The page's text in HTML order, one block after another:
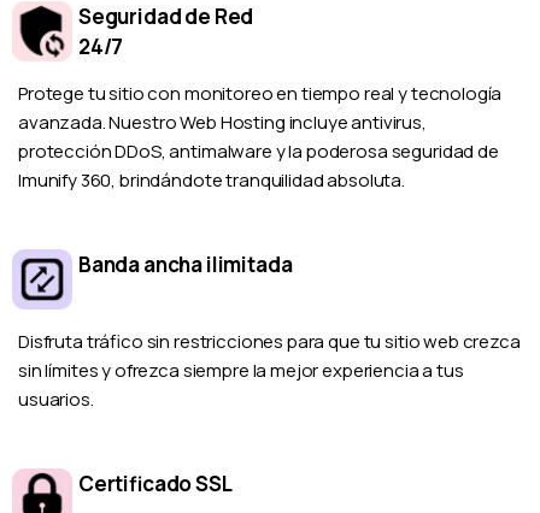
Seguridad de Red
24/7
Protege tu sitio con monitoreo en tiempo real y tecnología
avanzada. Nuestro Web Hosting incluye antivirus,
protección DDoS, antimalware y la poderosa seguridad de
Imunify 360, brindándote tranquilidad absoluta.
Banda ancha ilimitada
Disfruta tráfico sin restricciones para que tu sitio web crezca
sin límites y ofrezca siempre la mejor experiencia a tus
usuarios.
Certificado SSL